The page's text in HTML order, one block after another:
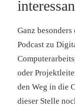
Ganz
Podcast zu
oder
den Weg in die
dieser Stelle